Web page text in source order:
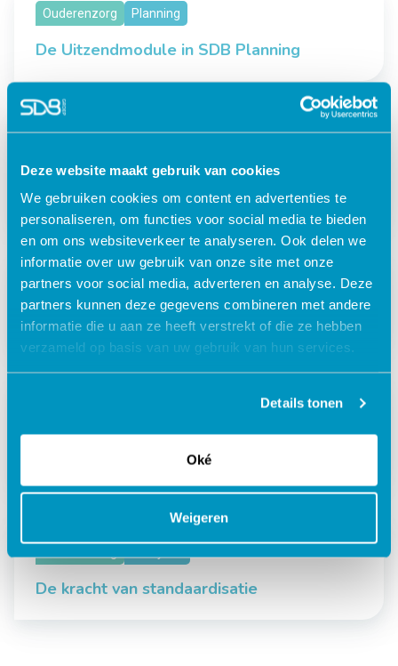
Deze website maakt gebruik van cookies
We gebruiken cookies om content en advertenties te
personaliseren, om functies voor social media te bieden
en om ons websiteverkeer te analyseren. Ook delen we
informatie over uw gebruik van onze site met onze
partners voor social media, adverteren en analyse. Deze
partners kunnen deze gegevens combineren met andere
informatie die u aan ze heeft verstrekt of die ze hebben
verzameld op basis van uw gebruik van hun services.
Details tonen
Oké
Weigeren
Ouderenzorg Planning
De Uitzendmodule in SDB Planning
Gehandicaptenzorg Leeroplossingen
Interview tussen onze CTO en Microsoft
over de impact van Corona
Ouderenzorg HR
WIEG: Wet Invoering Extra Geboorteverlof
Gemakkelijk inloggen met SDB Identity
De kracht van standaardisatie